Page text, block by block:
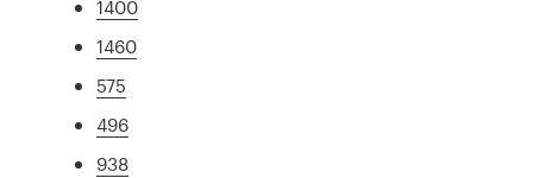
1400
1460
575
496
938